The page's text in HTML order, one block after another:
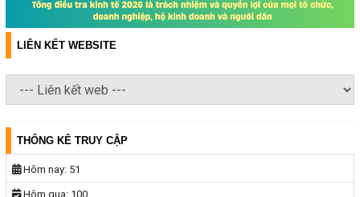
LIÊN KẾT WEBSITE
THỐNG KÊ TRUY CẬP
Hôm nay: 51
Hôm qua: 100